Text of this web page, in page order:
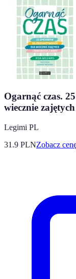
Ogarnąć czas.
wiecznie
Legimi PL
31.9 PLNZobacz